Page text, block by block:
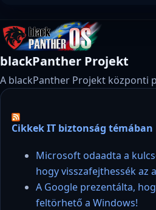
blackPanther Projekt
A blackPanther Projekt központi
Cikkek IT biztonság témában
Microsoft odaadta a
hogy visszafejthessék az
A Google prezentálta,
feltörhető a Windows!